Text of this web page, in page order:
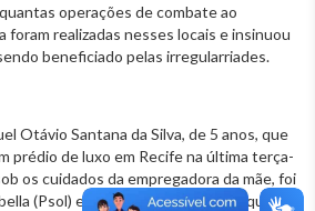
operações de combate ao
foram realizadas nesses locais e insinuou
beneficiado pelas irregularriades.
Otávio Santana da Silva, de 5 anos, que
prédio de luxo em Recife na última terça-
os cuidados da empregadora da mãe, foi
(Psol) e Bella Gonçalves (Psol), que